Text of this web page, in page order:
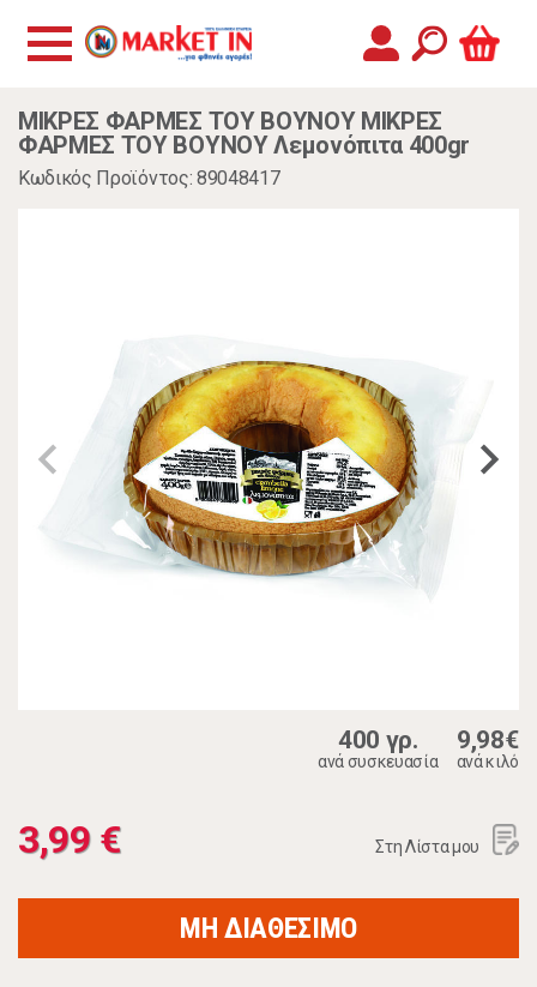
ΜΙΚΡΕΣ ΦΑΡΜΕΣ ΤΟΥ ΒΟΥΝΟΥ ΜΙΚΡΕΣ
ΦΑΡΜΕΣ ΤΟΥ ΒΟΥΝΟΥ Λεμονόπιτα 400gr
Κωδικός Προϊόντος: 89048417
400 γρ.
ανά συσκευασία
9,98€
ανά κιλό
3,99 € Στη Λίστα μου
ΜΗ ΔΙΑΘΕΣΙΜΟ